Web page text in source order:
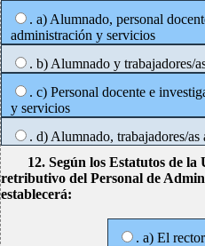
. a) Alumnado, personal
administración y servicios
. b) Alumnado y trabajadores/
. c) Personal docente e
y servicios
. d) Alumnado, trabajadores/
12. Según los Estatutos de
retributivo del Personal de
establecerá:
. a) El